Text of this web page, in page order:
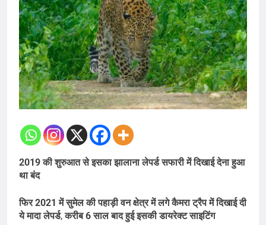
2019 की शुरुआत से इसका झालाना लेपर्ड सफारी में दिखाई देना हुआ
था बंद
फिर 2021 में सुमेल की पहाड़ी वन क्षेत्र में लगे कैमरा ट्रैप में दिखाई दी
ये मादा लेपर्ड,करीब 6 साल बाद हुई इसकी डायरेक्ट साइटिंग